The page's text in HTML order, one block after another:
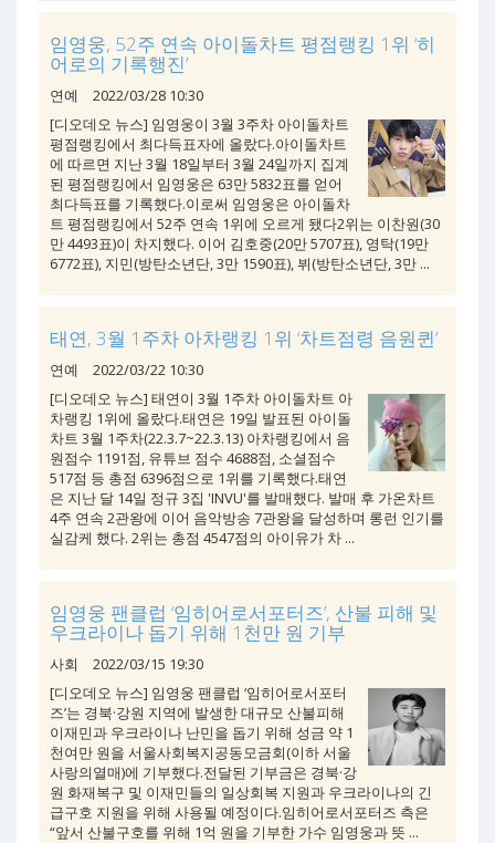
임영웅, 52주 연속 아이돌차트 평점랭킹 1위 ‘히
어로의 기록행진’
연예
2022/03/28 10:30
[디오데오 뉴스] 임영웅이 3월 3주차 아이돌차트
평점랭킹에서 최다득표자에 올랐다.아이돌차트
에 따르면 지난 3월 18일부터 3월 24일까지 집계
된 평점랭킹에서 임영웅은 63만 5832표를 얻어
최다득표를 기록했다.이로써 임영웅은 아이돌차
트 평점랭킹에서 52주 연속 1위에 오르게 됐다2위는 이찬원(30
만 4493표)이 차지했다. 이어 김호중(20만 5707표), 영탁(19만
6772표), 지민(방탄소년단, 3만 1590표), 뷔(방탄소년단, 3만 ...
태연, 3월 1주차 아차랭킹 1위 ‘차트점령 음원퀸’
연예
2022/03/22 10:30
[디오데오 뉴스] 태연이 3월 1주차 아이돌차트 아
차랭킹 1위에 올랐다.태연은 19일 발표된 아이돌
차트 3월 1주차(22.3.7~22.3.13) 아차랭킹에서 음
원점수 1191점, 유튜브 점수 4688점, 소셜점수
517점 등 총점 6396점으로 1위를 기록했다.태연
은 지난 달 14일 정규 3집 'INVU'를 발매했다. 발매 후 가온차트
4주 연속 2관왕에 이어 음악방송 7관왕을 달성하며 롱런 인기를
실감케 했다. 2위는 총점 4547점의 아이유가 차 ...
임영웅 팬클럽 ‘임히어로서포터즈’, 산불 피해 및
우크라이나 돕기 위해 1천만 원 기부
사회
2022/03/15 19:30
[디오데오 뉴스] 임영웅 팬클럽 ‘임히어로서포터
즈’는 경북·강원 지역에 발생한 대규모 산불피해
이재민과 우크라이나 난민을 돕기 위해 성금 약 1
천여만 원을 서울사회복지공동모금회(이하 서울
사랑의열매)에 기부했다.전달된 기부금은 경북·강
원 화재복구 및 이재민들의 일상회복 지원과 우크라이나의 긴
급구호 지원을 위해 사용될 예정이다.임히어로서포터즈 측은
“앞서 산불구호를 위해 1억 원을 기부한 가수 임영웅과 뜻 ...